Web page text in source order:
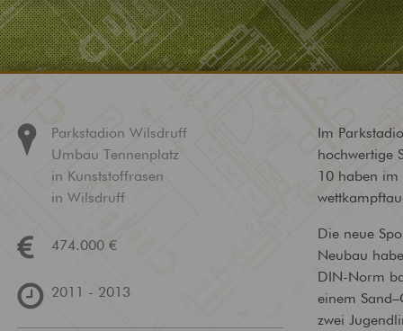
Technische
Gebäudeausrüstung
Ausstattung von Gebäuden
mit zeitgemäßer
Brandschutz
Bewertung und
baulichem Brandschutz
Parkstadion Wilsdruff
Umbau Tennenplatz
in Kunststoffrasen
in Wilsdruff
474.000 €
2011 - 2013
Im
hochwertige
10 haben
Die neue
Neubau
DIN-Norm
einem
zwei